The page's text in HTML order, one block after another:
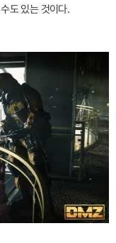
도 있는 것이다.